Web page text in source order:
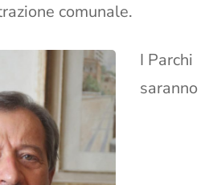
comunale.
I Parchi
saranno